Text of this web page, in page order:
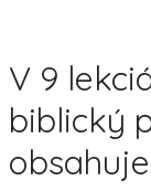
V 9
biblický